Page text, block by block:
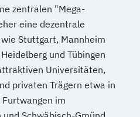
zentralen "Mega-
eine dezentrale
Stuttgart, Mannheim
und Tübingen
Universitäten,
privaten Trägern etwa in
im